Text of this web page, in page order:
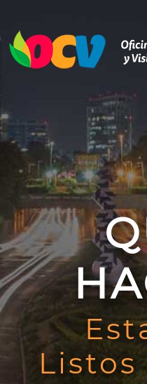
Listos